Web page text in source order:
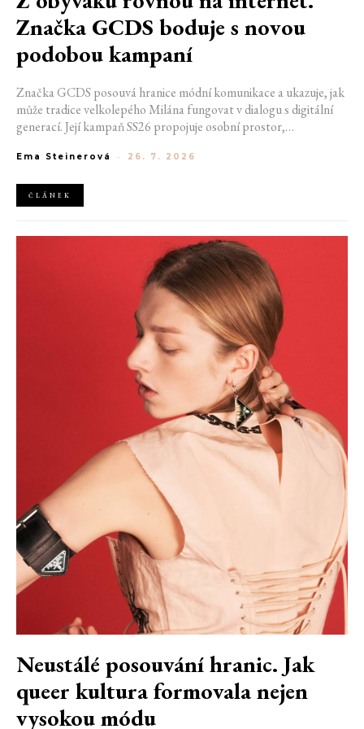
Značka GCDS boduje s novou
podobou kampaní
Značka GCDS posouvá hranice módní komunikace a ukazuje, jak
může tradice velkolepého Milána fungovat v dialogu s digitální
generací. Její kampaň SS26 propojuje osobní prostor,
dnes módu vnímáme a sdílíme. Zároveň potvrzuje schopnost
autentické spojení mezi módou, digitálním prostředím a
každodenním životem mladé generace.
Ema Steinerová - 26. 7. 2026
ČLÁNEK
Neustálé posouvání hranic. Jak
queer kultura formovala nejen
vysokou módu